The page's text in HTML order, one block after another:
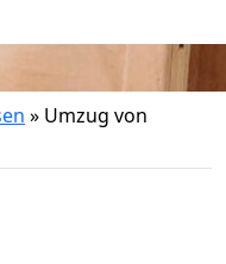
» Umzug von